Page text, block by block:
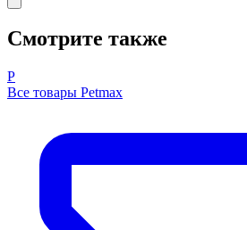
Смотрите также
P
Все товары Petmax